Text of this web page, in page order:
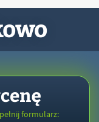
formularz: